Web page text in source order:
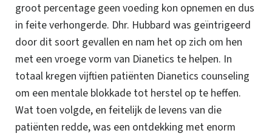
groot percentage geen voeding kon opnemen en dus
in feite verhongerde. Dhr. Hubbard was geïntrigeerd
door dit soort gevallen en nam het op zich om hen
met een vroege vorm van Dianetics te helpen. In
totaal kregen vijftien patiënten Dianetics counseling
om een mentale blokkade tot herstel op te heffen.
Wat toen volgde, en feitelijk de levens van die
patiënten redde, was een ontdekking met enorm